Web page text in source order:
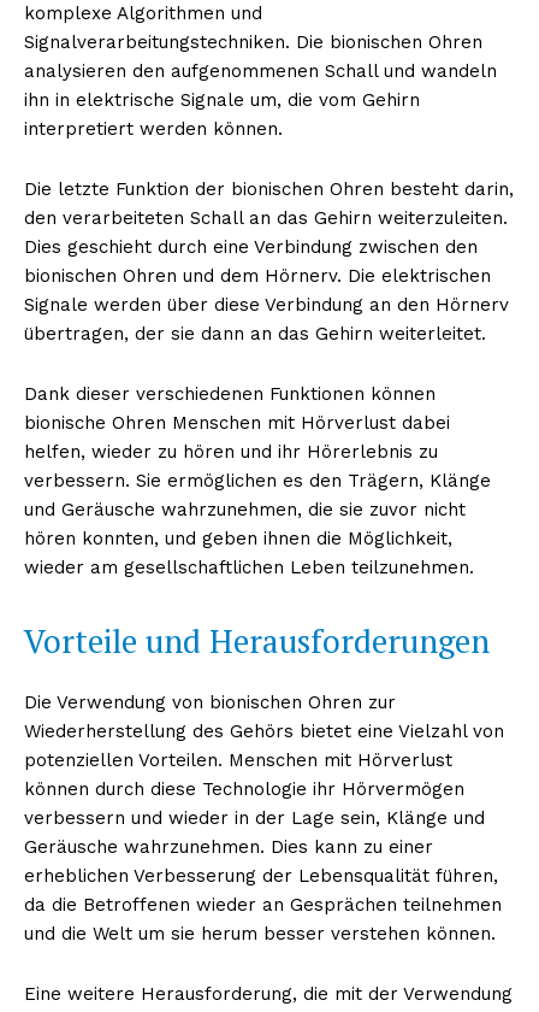
komplexe Algorithmen und
Signalverarbeitungstechniken. Die bionischen Ohren
analysieren den aufgenommenen Schall und wandeln
ihn in elektrische Signale um, die vom Gehirn
interpretiert werden können.
Die letzte Funktion der bionischen Ohren besteht darin,
den verarbeiteten Schall an das Gehirn weiterzuleiten.
Dies geschieht durch eine Verbindung zwischen den
bionischen Ohren und dem Hörnerv. Die elektrischen
Signale werden über diese Verbindung an den Hörnerv
übertragen, der sie dann an das Gehirn weiterleitet.
Dank dieser verschiedenen Funktionen können
bionische Ohren Menschen mit Hörverlust dabei
helfen, wieder zu hören und ihr Hörerlebnis zu
verbessern. Sie ermöglichen es den Trägern, Klänge
und Geräusche wahrzunehmen, die sie zuvor nicht
hören konnten, und geben ihnen die Möglichkeit,
wieder am gesellschaftlichen Leben teilzunehmen.
Vorteile und Herausforderungen
Die Verwendung von bionischen Ohren zur
Wiederherstellung des Gehörs bietet eine Vielzahl von
potenziellen Vorteilen. Menschen mit Hörverlust
können durch diese Technologie ihr Hörvermögen
verbessern und wieder in der Lage sein, Klänge und
Geräusche wahrzunehmen. Dies kann zu einer
erheblichen Verbesserung der Lebensqualität führen,
da die Betroffenen wieder an Gesprächen teilnehmen
und die Welt um sie herum besser verstehen können.
Eine weitere Herausforderung, die mit der Verwendung